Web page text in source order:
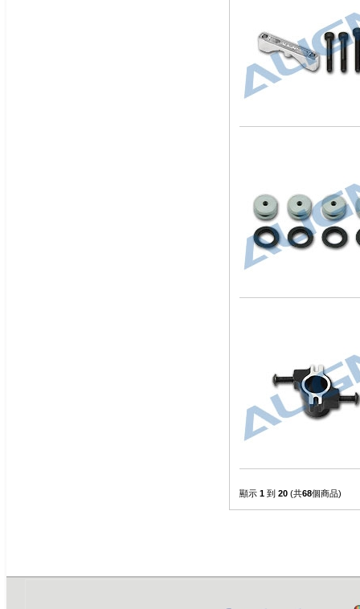
顯示 1 到 20 (共68個商品)